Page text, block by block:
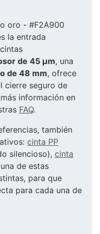
oro - #F2A900
la entrada
de 45 µm, una
de 48 mm, ofrece
cierre seguro de
información en
FAQ.
también
cinta PP
silencioso), cinta
de estas
para que
para cada una de